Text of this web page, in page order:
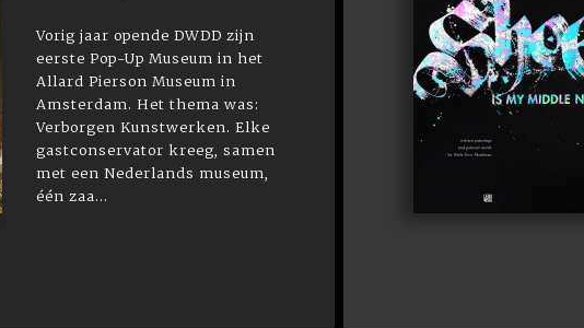
Vorig jaar opende DWDD zijn
eerste Pop-Up Museum in het
Allard Pierson Museum in
Amsterdam. Het thema was:
Verborgen Kunstwerken. Elke
gastconservator kreeg, samen
met een Nederlands museum,
één zaa...